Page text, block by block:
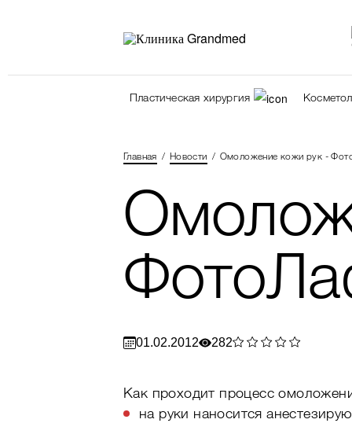
Пластическая хирургия
Главная Новости Омоложение кожи рук -
01.02.2012 282
Как проходит процесс
на руки наносится